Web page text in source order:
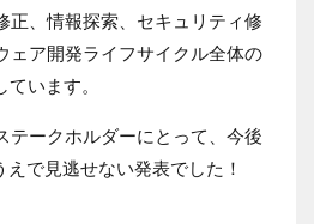
正、情報探索、セキュリティ修
ェア開発ライフサイクル全体の
います。
テークホルダーにとって、今後
で見逃せない発表でした！